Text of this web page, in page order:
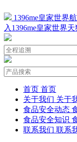
1396me皇家世界
入1396me皇家世界
首页 首页
关于我们 关于
食品安全动态
食品安全知识
联系我们 联系